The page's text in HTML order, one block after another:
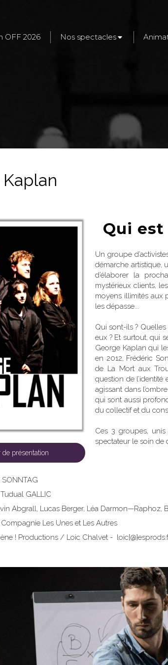
OFF 2026 Nos spectacles
de présentation
Qui est
Un groupe
démarche artistique,
d’élaborer la
mystérieux clients,
moyens illimités aux
les dépasse...
Qui sont-ils ?
eux ? Et surtout, qui
George Kaplan qui
en 2012, Frédéric
de La Mort aux
question de
agissant dans
qui sont aussi
du collectif et du
Ces 3 groupes,
spectateur le soin de
SONNTAG
Tudual GALLIC
Abgrall, Lucas Berger, Léa Darmon—Raphoz,
Compagnie Les Unes et Les Autres
! Productions / Loic Chalvet -